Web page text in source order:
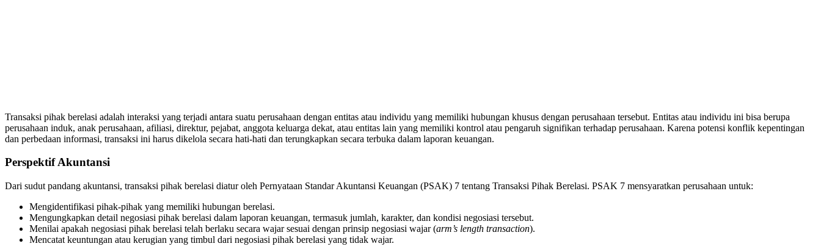
Transaksi pihak berelasi adalah interaksi yang terjadi antara suatu perusahaan dengan entitas atau individu yang memiliki hubungan khusus dengan perusahaan tersebut. Entitas atau individu ini bisa berupa
perusahaan induk, anak perusahaan, afiliasi, direktur, pejabat, anggota keluarga dekat, atau entitas lain yang memiliki kontrol atau pengaruh signifikan terhadap perusahaan. Karena potensi konflik kepentingan
dan perbedaan informasi, transaksi ini harus dikelola secara hati-hati dan terungkapkan secara terbuka dalam laporan keuangan.
Perspektif Akuntansi
Dari sudut pandang akuntansi, transaksi pihak berelasi diatur oleh Pernyataan Standar Akuntansi Keuangan (PSAK) 7 tentang Transaksi Pihak Berelasi. PSAK 7 mensyaratkan perusahaan untuk:
Mengidentifikasi pihak-pihak yang memiliki hubungan berelasi.
Mengungkapkan detail negosiasi pihak berelasi dalam laporan keuangan, termasuk jumlah, karakter, dan kondisi negosiasi tersebut.
Menilai apakah negosiasi pihak berelasi telah berlaku secara wajar sesuai dengan prinsip negosiasi wajar (arm’s length transaction).
Mencatat keuntungan atau kerugian yang timbul dari negosiasi pihak berelasi yang tidak wajar.